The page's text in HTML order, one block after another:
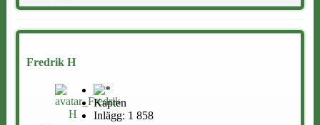
Fredrik H
Kapten
Inlägg: 1 858